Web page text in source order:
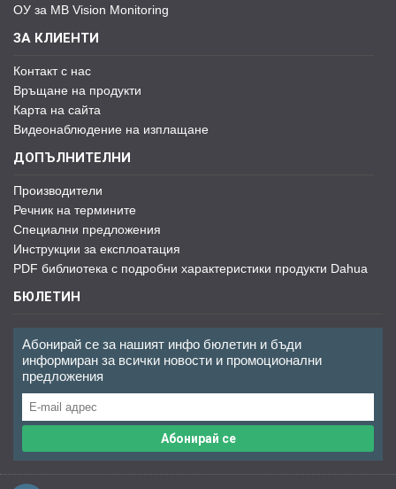
ОУ за MB Vision Monitoring
ЗА КЛИЕНТИ
Контакт с нас
Връщане на продукти
Карта на сайта
Видеонаблюдение на изплащане
ДОПЪЛНИТЕЛНИ
Производители
Речник на термините
Специални предложения
Инструкции за експлоатация
PDF библиотека с подробни характеристики продукти Dahua
БЮЛЕТИН
Абонирай се за нашият инфо бюлетин и бъди
информиран за всички новости и промоционални
предложения
Абонирай се